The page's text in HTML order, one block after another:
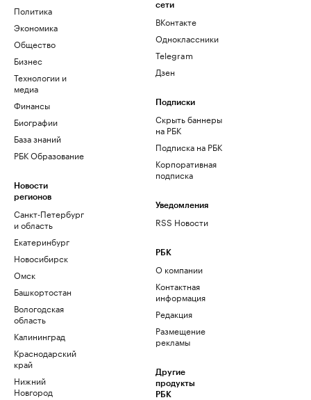
Политика
Экономика
Общество
Бизнес
Технологии и
медиа
Финансы
Биографии
База знаний
РБК Образование
Новости
регионов
Санкт-Петербург
и область
Екатеринбург
Новосибирск
Омск
Башкортостан
Вологодская
область
Калининград
Краснодарский
край
Нижний
Новгород
сети
ВКонтакте
Одноклассники
Telegram
Дзен
Подписки
Скрыть баннеры
на РБК
Подписка на РБК
Корпоративная
подписка
Уведомления
RSS Новости
РБК
О компании
Контактная
информация
Редакция
Размещение
рекламы
Другие
продукты
РБК